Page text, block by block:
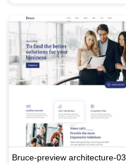
Bruce-preview architecture-03